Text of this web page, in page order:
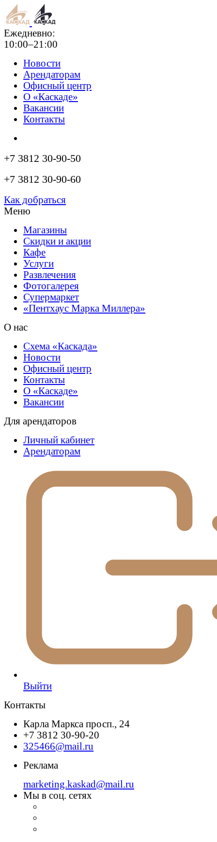
Ежедневно:
10:00–21:00
Новости
Арендаторам
Офисный центр
О «Каскаде»
Вакансии
Контакты
+7 3812 30-90-50
+7 3812 30-90-60
Как добраться
Меню
Магазины
Скидки и акции
Кафе
Услуги
Развлечения
Фотогалерея
Супермаркет
«Пентхаус Марка Миллера»
О нас
Схема «Каскада»
Новости
Офисный центр
Контакты
О «Каскаде»
Вакансии
Для арендаторов
Личный кабинет
Арендаторам
Выйти
Контакты
Карла Маркса просп., 24
+7 3812 30-90-20
325466@mail.ru
Реклама
marketing.kaskad@mail.ru
Мы в соц. сетях